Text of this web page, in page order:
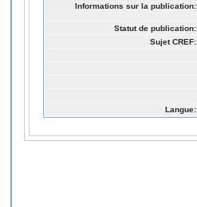
Informations sur la publication:
Statut de publication:
Sujet CREF:
Langue: